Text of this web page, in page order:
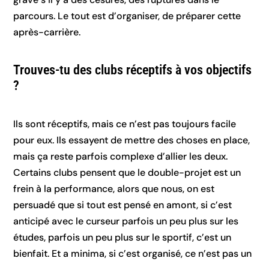
parcours. Le tout est d’organiser, de préparer cette
après-carrière.
Trouves-tu des clubs réceptifs à vos objectifs
?
Ils sont réceptifs, mais ce n’est pas toujours facile
pour eux. Ils essayent de mettre des choses en place,
mais ça reste parfois complexe d’allier les deux.
Certains clubs pensent que le double-projet est un
frein à la performance, alors que nous, on est
persuadé que si tout est pensé en amont, si c’est
anticipé avec le curseur parfois un peu plus sur les
études, parfois un peu plus sur le sportif, c’est un
bienfait. Et a minima, si c’est organisé, ce n’est pas un